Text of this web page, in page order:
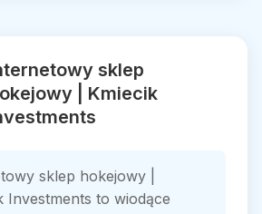
sklep
| Kmiecik
sklep hokejowy |
Investments to wiodące